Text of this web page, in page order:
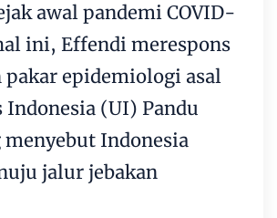
awal pandemi COVID-
ini, Effendi merespons
pakar epidemiologi asal
Indonesia (UI) Pandu
menyebut Indonesia
jalur jebakan